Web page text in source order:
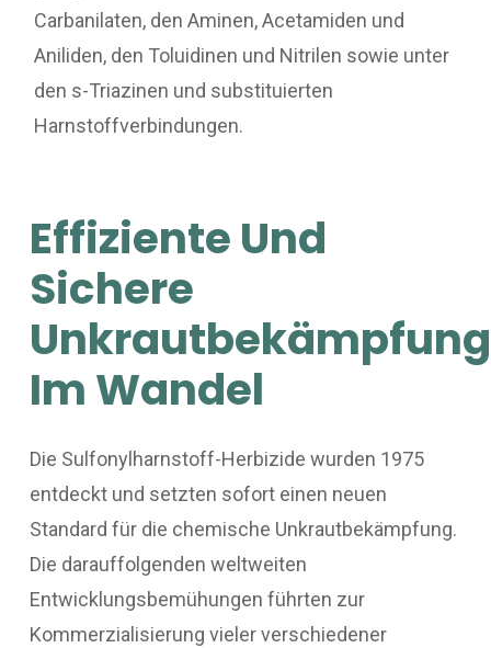
Carbanilaten, den Aminen, Acetamiden und
Aniliden, den Toluidinen und Nitrilen sowie unter
den s-Triazinen und substituierten
Harnstoffverbindungen.
Effiziente Und
Sichere
Unkrautbekämpfung
Im Wandel
Die Sulfonylharnstoff-Herbizide wurden 1975
entdeckt und setzten sofort einen neuen
Standard für die chemische Unkrautbekämpfung.
Die darauffolgenden weltweiten
Entwicklungsbemühungen führten zur
Kommerzialisierung vieler verschiedener